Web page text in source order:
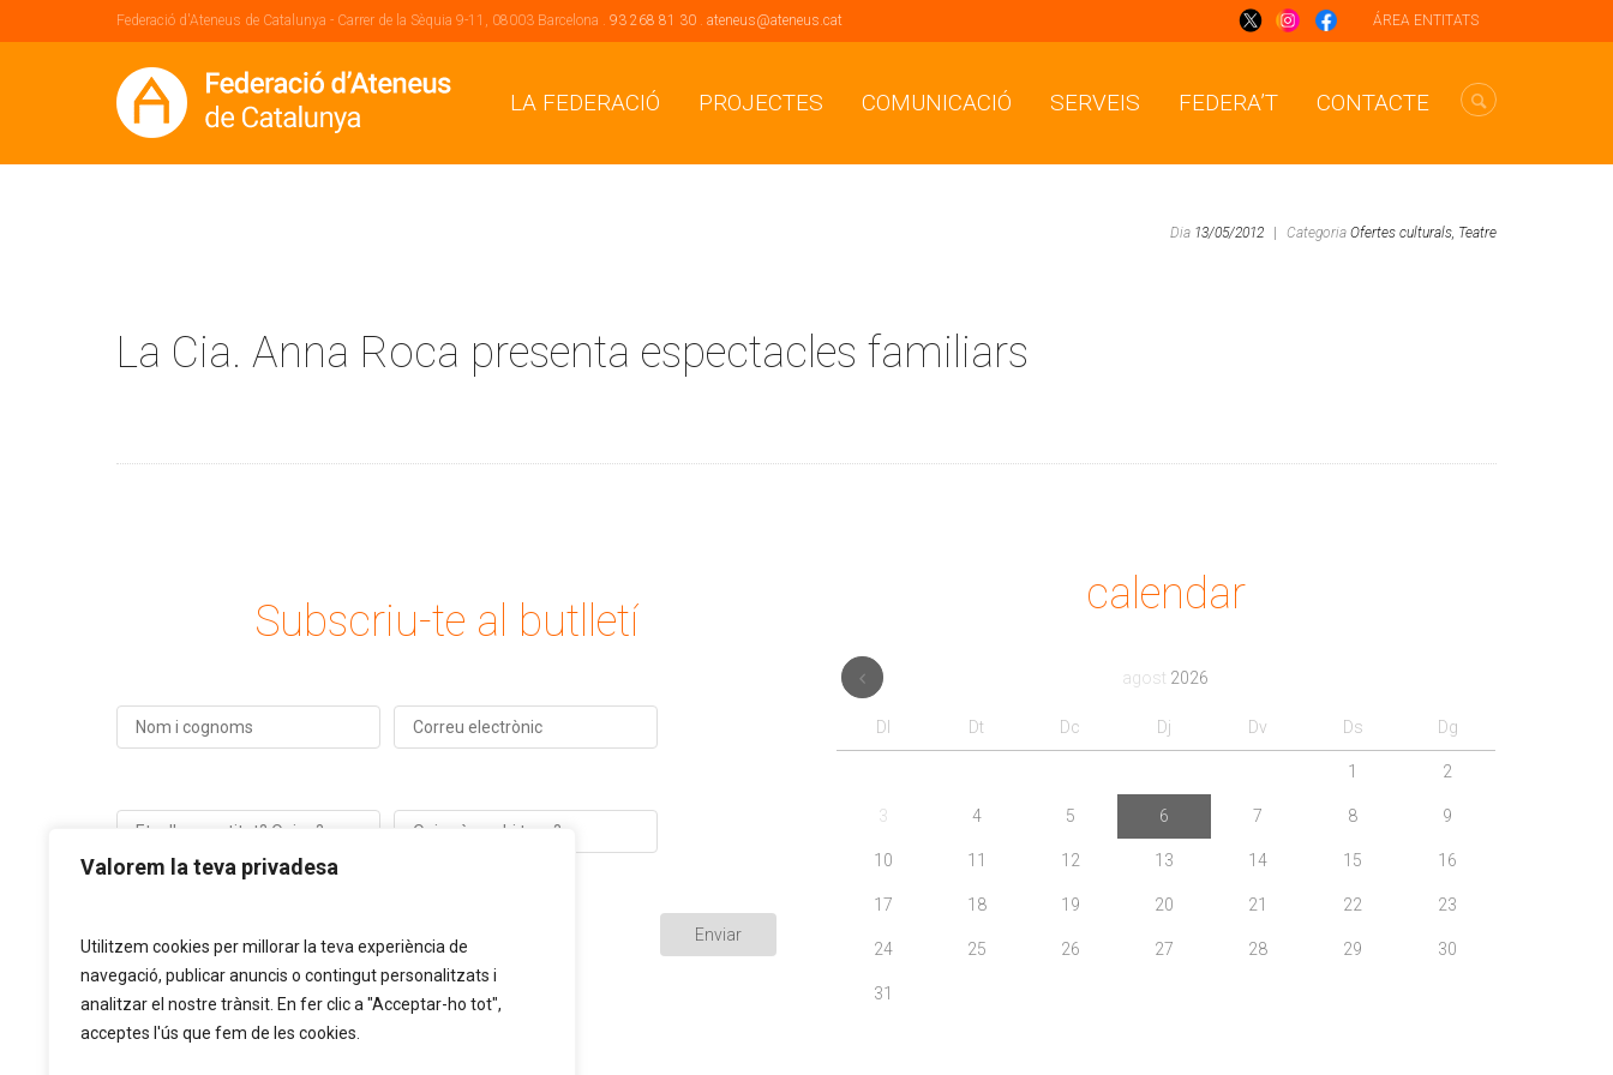
Valorem la teva privadesa
Utilitzem cookies per millorar la teva experiència de
navegació, publicar anuncis o contingut personalitzats i
analitzar el nostre trànsit. En fer clic a "Acceptar-ho tot",
acceptes l'ús que fem de les cookies.
ÁREA ENTITATS
Federació d'Ateneus de Catalunya - Carrer de la Sèquia 9-11, 08003 Barcelona . 93 268 81 30 . ateneus@ateneus.cat
LA FEDERACIÓ PROJECTES COMUNICACIÓ SERVEIS FEDERA’T CONTACTE
Dia 13/05/2012 Categoria Ofertes culturals, Teatre
La Cia. Anna Roca presenta espectacles familiars
Subscriu-te al butlletí
calendar
agost 2026
Dl Dt Dc Dj Dv Ds Dg
1 2
3 4 5 6 7 8 9
10 11 12 13 14 15 16
17 18 19 20 21 22 23
24 25 26 27 28 29 30
31